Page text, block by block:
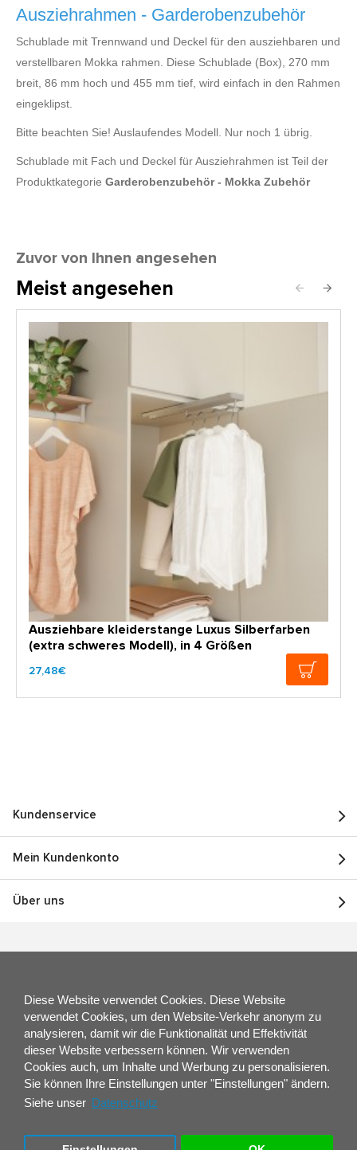
Diese Website verwendet Cookies. Diese Website
verwendet Cookies, um den Website-Verkehr anonym zu
analysieren, damit wir die Funktionalität und Effektivität
dieser Website verbessern können. Wir verwenden
Cookies auch, um Inhalte und Werbung zu personalisieren.
Sie können Ihre Einstellungen unter "Einstellungen" ändern.
Siehe unser Datenschutz
Ausziehrahmen - Garderobenzubehör
Schublade mit Trennwand und Deckel für den ausziehbaren und
verstellbaren Mokka rahmen. Diese Schublade (Box), 270 mm
breit, 86 mm hoch und 455 mm tief, wird einfach in den Rahmen
eingeklipst.
Bitte beachten Sie! Auslaufendes Modell. Nur noch 1 übrig.
Schublade mit Fach und Deckel für Ausziehrahmen ist Teil der
Produktkategorie Garderobenzubehör - Mokka Zubehör
Zuvor von Ihnen angesehen
Meist angesehen
Ausziehbare kleiderstange Luxus Silberfarben
(extra schweres Modell), in 4 Größen
27,48€
Kundenservice
Mein Kundenkonto
Über uns
Brauchen Sie Hilfe oder Rat?
Unser Team von Produktspezialisten berät Sie gerne